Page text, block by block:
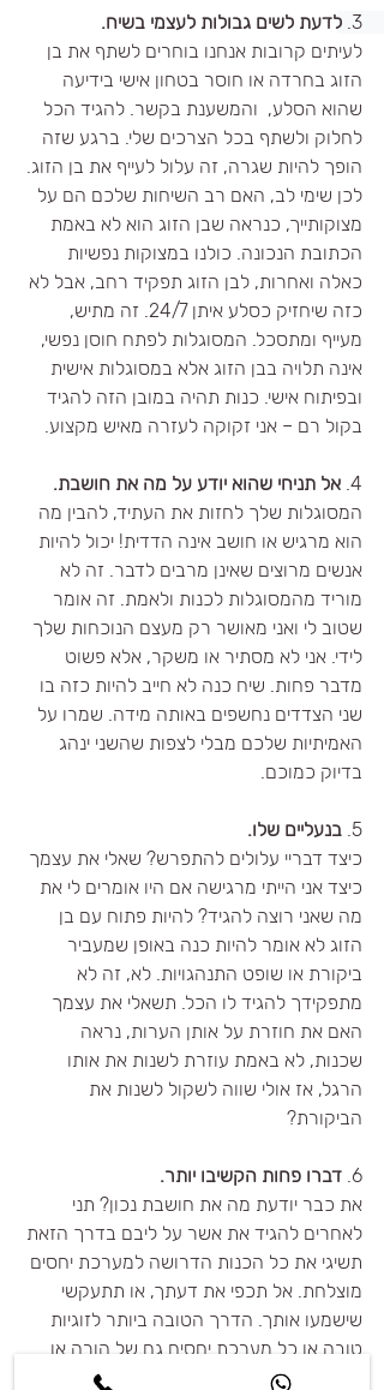
3. לדעת לשים גבולות לעצמי בשיח.
לעיתים קרובות אנחנו בוחרים לשתף את בן
הזוג בחרדה או חוסר בטחון אישי בידיעה
שהוא הסלע,  והמשענת בקשר. להגיד הכל
לחלוק ולשתף בכל הצרכים שלי. ברגע שזה
הופך להיות שגרה, זה עלול לעייף את בן הזוג.
לכן שימי לב, האם רב השיחות שלכם הם על
מצוקותייך, כנראה שבן הזוג הוא לא באמת
הכתובת הנכונה. כולנו במצוקות נפשיות
כאלה ואחרות, לבן הזוג תפקיד רחב, אבל לא
כזה שיחזיק כסלע איתן 24/7. זה מתיש,
מעייף ומתסכל. המסוגלות לפתח חוסן נפשי,
אינה תלויה בבן הזוג אלא במסוגלות אישית
ובפיתוח אישי. כנות תהיה במובן הזה להגיד
בקול רם – אני זקוקה לעזרה מאיש מקצוע.
4. אל תניחי שהוא יודע על מה את חושבת.
המסוגלות שלך לחזות את העתיד, להבין מה
הוא מרגיש או חושב אינה הדדית! יכול להיות
אנשים מרוצים שאינן מרבים לדבר. זה לא
מוריד מהמסוגלות לכנות ולאמת. זה אומר
שטוב לי ואני מאושר רק מעצם הנוכחות שלך
לידי. אני לא מסתיר או משקר, אלא פשוט
מדבר פחות. שיח כנה לא חייב להיות כזה בו
שני הצדדים נחשפים באותה מידה. שמרו על
האמיתיות שלכם מבלי לצפות שהשני ינהג
בדיוק כמוכם.
5. בנעליים שלו.
כיצד דבריי עלולים להתפרש? שאלי את עצמך
כיצד אני הייתי מרגישה אם היו אומרים לי את
מה שאני רוצה להגיד? להיות פתוח עם בן
הזוג לא אומר להיות כנה באופן שמעביר
ביקורת או שופט התנהגויות. לא, זה לא
מתפקידך להגיד לו הכל. תשאלי את עצמך
האם את חוזרת על אותן הערות, נראה
שכנות, לא באמת עוזרת לשנות את אותו
הרגל, אז אולי שווה לשקול לשנות את
הביקורת?
6. דברו פחות הקשיבו יותר.
את כבר יודעת מה את חושבת נכון? תני
לאחרים להגיד את אשר על ליבם בדרך הזאת
תשיגי את כל הכנות הדרושה למערכת יחסים
מוצלחת. אל תכפי את דעתך, או תתעקשי
שישמעו אותך. הדרך הטובה ביותר לזוגיות
טובה או כל מערכת יחסים גם של הורה או
עם חברה היא קודם כל להקשיב. במילה הכי